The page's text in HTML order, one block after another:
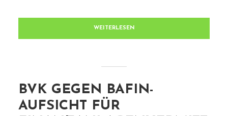
WEITERLESEN
BVK GEGEN BAFIN-
AUFSICHT FÜR